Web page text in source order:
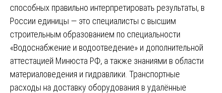
способных правильно интерпретировать результаты, в
России единицы — это специалисты с высшим
строительным образованием по специальности
«Водоснабжение и водоотведение» и дополнительной
аттестацией Минюста РФ, а также знаниями в области
материаловедения и гидравлики. Транспортные
расходы на доставку оборудования в удалённые